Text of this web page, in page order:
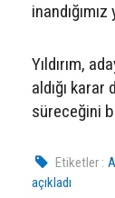
Yıldırım,
aldığı
süreceğini
Etiketler :
açıkladı